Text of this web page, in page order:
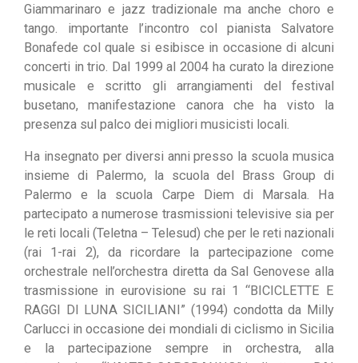
Giammarinaro e jazz tradizionale ma anche choro e
tango. importante l’incontro col pianista Salvatore
Bonafede col quale si esibisce in occasione di alcuni
concerti in trio. Dal 1999 al 2004 ha curato la direzione
musicale e scritto gli arrangiamenti del festival
busetano, manifestazione canora che ha visto la
presenza sul palco dei migliori musicisti locali.
Ha insegnato per diversi anni presso la scuola musica
insieme di Palermo, la scuola del Brass Group di
Palermo e la scuola Carpe Diem di Marsala. Ha
partecipato a numerose trasmissioni televisive sia per
le reti locali (Teletna – Telesud) che per le reti nazionali
(rai 1-rai 2), da ricordare la partecipazione come
orchestrale nell’orchestra diretta da Sal Genovese alla
trasmissione in eurovisione su rai 1 “BICICLETTE E
RAGGI DI LUNA SICILIANI” (1994) condotta da Milly
Carlucci in occasione dei mondiali di ciclismo in Sicilia
e la partecipazione sempre in orchestra, alla